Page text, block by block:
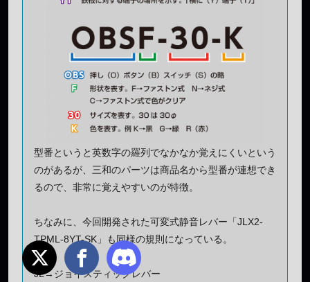
型番というと英数字の羅列でなかなか覚えにくいという
のがあるが、三和のパーツは商品名から型番が連想でき
るので、非常に覚えやすいのが特徴。
ちなみに、今回開発された可変式静音レバー「JLX2-
TPML-8YT-SK」も同様の規則になっている。
JL→ジョイスティックレバー